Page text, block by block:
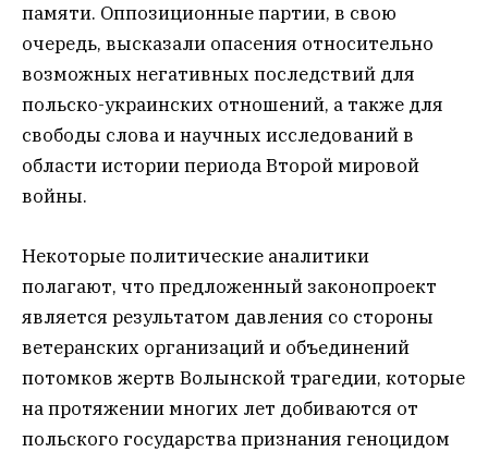
памяти. Оппозиционные партии, в свою
очередь, высказали опасения относительно
возможных негативных последствий для
польско-украинских отношений, а также для
свободы слова и научных исследований в
области истории периода Второй мировой
войны.
Некоторые политические аналитики
полагают, что предложенный законопроект
является результатом давления со стороны
ветеранских организаций и объединений
потомков жертв Волынской трагедии, которые
на протяжении многих лет добиваются от
польского государства признания геноцидом